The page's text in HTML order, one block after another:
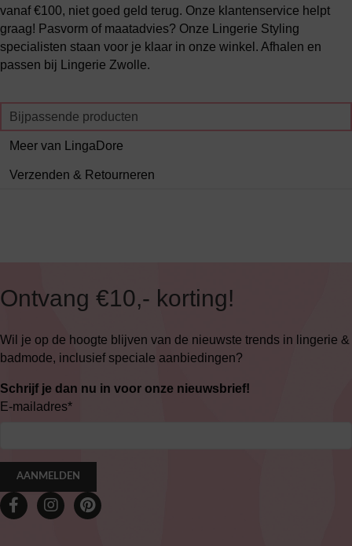
vanaf €100, niet goed geld terug. Onze klantenservice helpt
graag! Pasvorm of maatadvies? Onze Lingerie Styling
specialisten staan voor je klaar in onze winkel. Afhalen en
passen bij Lingerie Zwolle.
Bijpassende producten
Meer van LingaDore
Verzenden & Retourneren
Ontvang €10,- korting!
Wil je op de hoogte blijven van de nieuwste trends in lingerie &
badmode, inclusief speciale aanbiedingen?
Schrijf je dan nu in voor onze nieuwsbrief!
E-mailadres*
AANMELDEN